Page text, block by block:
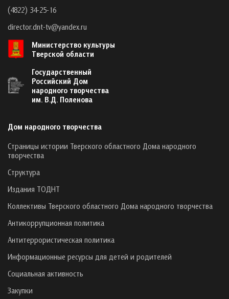
(4822) 34-25-16
director.dnt-tv@yandex.ru
Министерство культуры
Тверской области
Государственный
Российский Дом
народного творчества
им. В.Д. Поленова
Дом народного творчества
Страницы истории Тверского областного Дома народного
творчества
Структура
Издания ТОДНТ
Коллективы Тверского областного Дома народного творчества
Антикоррупционная политика
Антитеррористическая политика
Информационные ресурсы для детей и родителей
Социальная активность
Закупки